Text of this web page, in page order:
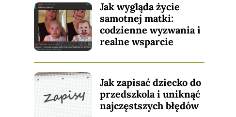
Jak wygląda życie
samotnej matki:
codzienne wyzwania i
realne wsparcie
Jak zapisać dziecko do
przedszkola i uniknąć
najczęstszych błędów